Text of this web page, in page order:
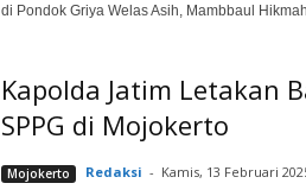
di Pondok Griya Welas Asih, Mambbaul
Kapolda Jatim Letakan
SPPG di Mojokerto
Mojokerto Redaksi - Kamis, 13 Februari